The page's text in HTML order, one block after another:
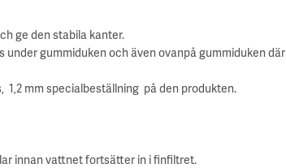
ge den stabila kanter.
under gummiduken och även ovanpå gummiduken där
mm specialbeställning på den produkten.
innan vattnet fortsätter in i finfiltret.